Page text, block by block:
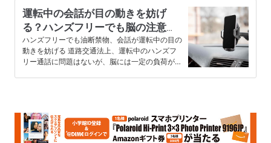
運転中の会話が目の動きを妨げ
る？ハンズフリーでも脳の注意が
分散することが明らかに
ハンズフリーでも油断禁物、会話が運転中の目の
動きを妨げる 道路交通法上、運転中のハンズフ
リー通話に問題はないが、脳には一定の負荷がか